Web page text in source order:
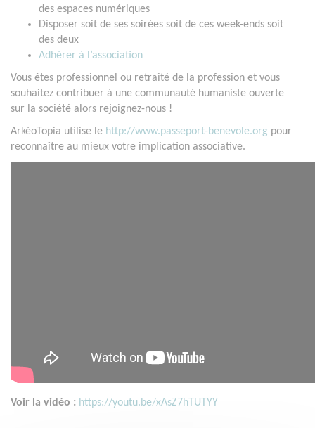
des espaces numériques
Disposer soit de ses soirées soit de ces week-ends soit
des deux
Adhérer à l’association
Vous êtes professionnel ou retraité de la profession et vous
souhaitez contribuer à une communauté humaniste ouverte
sur la société alors rejoignez-nous !
ArkéoTopia utilise le http://www.passeport-benevole.org pour
reconnaître au mieux votre implication associative.
Voir la vidéo : https://youtu.be/xAsZ7hTUTYY